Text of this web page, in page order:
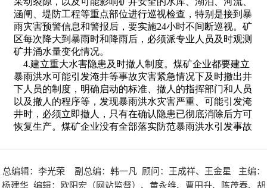
总编辑：李光荣 副总编：韩一凡 顾问：王成祥、王金星 主编：
杨建华 编辑：欧阳宏（网站监督）、黄永维、曹田升、陈茂春、胡